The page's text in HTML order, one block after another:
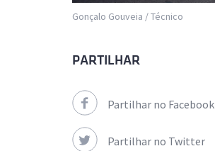
Gonçalo Gouveia / Técnico
PARTILHAR
Partilhar no Facebook
Partilhar no Twitter